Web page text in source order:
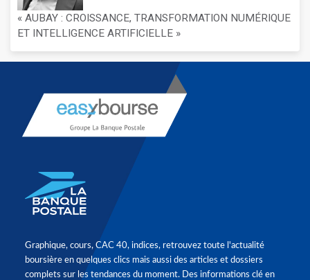
« AUBAY : CROISSANCE, TRANSFORMATION NUMÉRIQUE
ET INTELLIGENCE ARTIFICIELLE »
Graphique, cours, CAC 40, indices, retrouvez toute l'actualité
boursière en quelques clics mais aussi des articles et dossiers
complets sur les tendances du moment. Des informations clé en